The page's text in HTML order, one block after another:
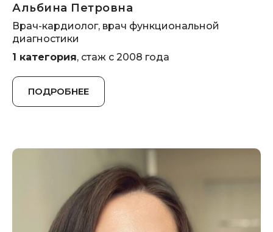
Альбина Петровна
Врач-кардиолог, врач функциональной
диагностики
1 категория, стаж с 2008 года
ПОДРОБНЕЕ